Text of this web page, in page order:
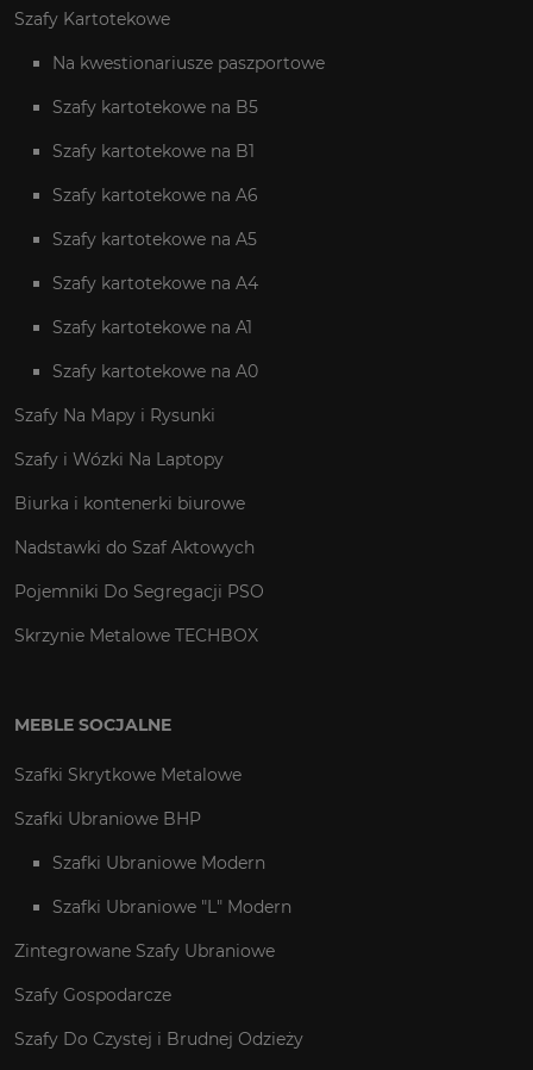
Szafy Kartotekowe
Na kwestionariusze paszportowe
Szafy kartotekowe na B5
Szafy kartotekowe na B1
Szafy kartotekowe na A6
Szafy kartotekowe na A5
Szafy kartotekowe na A4
Szafy kartotekowe na A1
Szafy kartotekowe na A0
Szafy Na Mapy i Rysunki
Szafy i Wózki Na Laptopy
Biurka i kontenerki biurowe
Nadstawki do Szaf Aktowych
Pojemniki Do Segregacji PSO
Skrzynie Metalowe TECHBOX
MEBLE SOCJALNE
Szafki Skrytkowe Metalowe
Szafki Ubraniowe BHP
Szafki Ubraniowe Modern
Szafki Ubraniowe "L" Modern
Zintegrowane Szafy Ubraniowe
Szafy Gospodarcze
Szafy Do Czystej i Brudnej Odzieży